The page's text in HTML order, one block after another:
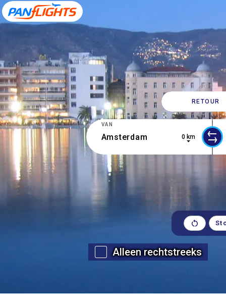
RETOUR
2 results are available, use up and
VAN
0 km
0
Alleen rechtstreeks